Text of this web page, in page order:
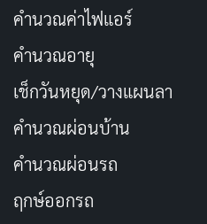
คำนวณค่าไฟแอร์
คำนวณอายุ
เช็กวันหยุด/วางแผนลา
คำนวณผ่อนบ้าน
คำนวณผ่อนรถ
ฤกษ์ออกรถ